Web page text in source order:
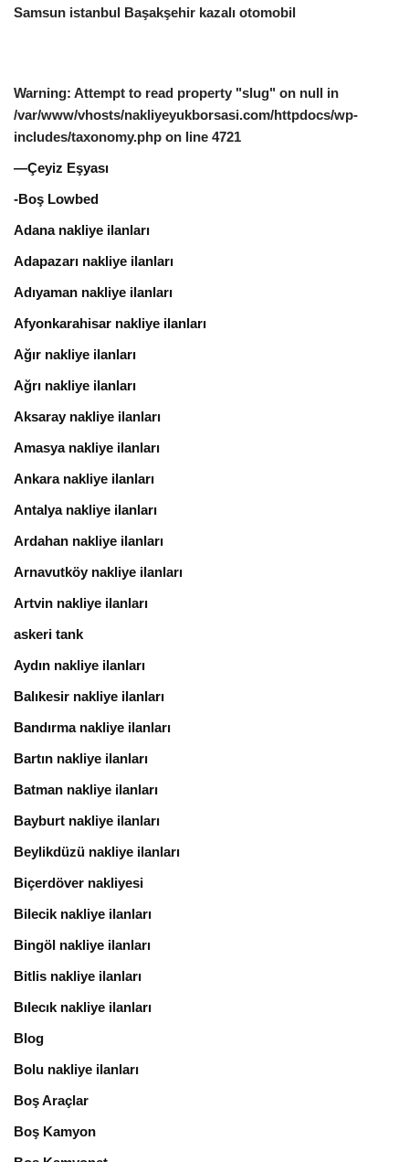
Samsun istanbul Başakşehir kazalı otomobil
Warning: Attempt to read property "slug" on null in
/var/www/vhosts/nakliyeyukborsasi.com/httpdocs/wp-
includes/taxonomy.php on line 4721
—Çeyiz Eşyası
-Boş Lowbed
Adana nakliye ilanları
Adapazarı nakliye ilanları
Adıyaman nakliye ilanları
Afyonkarahisar nakliye ilanları
Ağır nakliye ilanları
Ağrı nakliye ilanları
Aksaray nakliye ilanları
Amasya nakliye ilanları
Ankara nakliye ilanları
Antalya nakliye ilanları
Ardahan nakliye ilanları
Arnavutköy nakliye ilanları
Artvin nakliye ilanları
askeri tank
Aydın nakliye ilanları
Balıkesir nakliye ilanları
Bandırma nakliye ilanları
Bartın nakliye ilanları
Batman nakliye ilanları
Bayburt nakliye ilanları
Beylikdüzü nakliye ilanları
Biçerdöver nakliyesi
Bilecik nakliye ilanları
Bingöl nakliye ilanları
Bitlis nakliye ilanları
Bılecık nakliye ilanları
Blog
Bolu nakliye ilanları
Boş Araçlar
Boş Kamyon